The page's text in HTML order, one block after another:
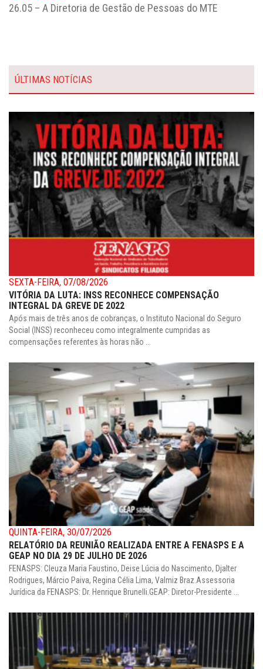
26.05 – A Diretoria de Gestão de Pessoas do MTE
ÚLTIMAS NOTÍCIAS
SEXTA-FEIRA, 07/08/2026
VITÓRIA DA LUTA: INSS RECONHECE COMPENSAÇÃO
INTEGRAL DA GREVE DE 2022
Após mais de três anos de cobranças, o Instituto Nacional do Seguro
Social (INSS) reconheceu como integralmente cumpridas as
compensações referentes às horas não ...
QUINTA-FEIRA, 30/07/2026
RELATÓRIO DA REUNIÃO REALIZADA ENTRE A FENASPS E A
GEAP NO DIA 29 DE JULHO DE 2026
FENASPS: Cleuza Maria Faustino, Deise Lúcia do Nascimento, Djalter
Rodrigues, Márcio Paiva, Regina Célia Lima, Valmiz Braz.Assessoria
Jurídica da FENASPS: Dr. Henrique Brunelli.GEAP: Diretor-Presidente ...